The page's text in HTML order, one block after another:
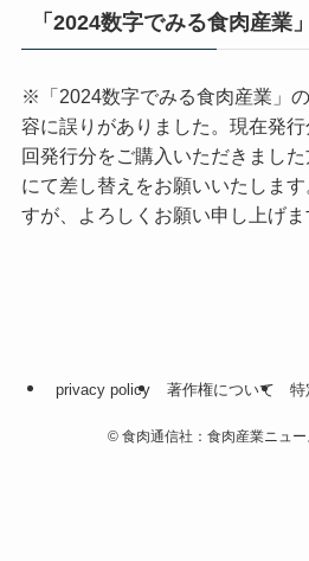
「2024数字でみる食肉産業
※「2024数字でみる食肉産業」
容に誤りがありました。現在発
回発行分をご購入いただきました
にて差し替えをお願いいたしま
すが、よろしくお願い申し上げま
privacy policy 著作権について 特
©食肉通信社：食肉産業ニュー